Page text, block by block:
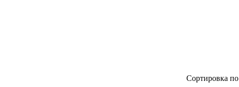
Сортировка по